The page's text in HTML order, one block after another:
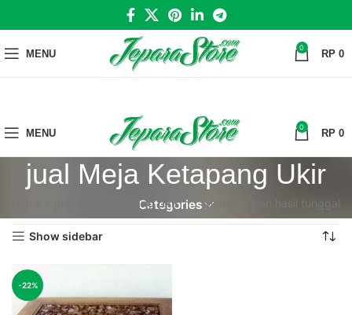
MENU 0 RP 0
MENU 0 RP 0
jual Meja Ketapang Ukir
Categories
jual Meja Ketapang Ukir Menampilkan hasil tunggal
Show sidebar
-22%